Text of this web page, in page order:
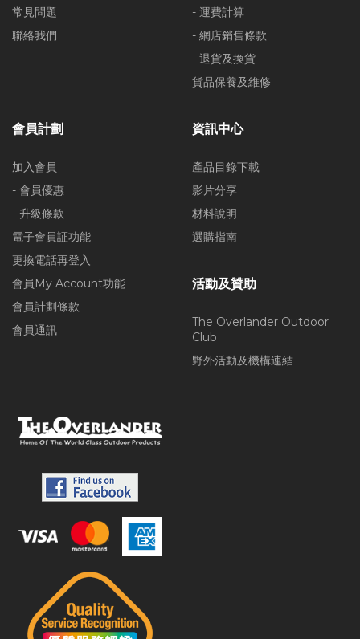
常見問題
聯絡我們
- 運費計算
- 網店銷售條款
- 退貨及換貨
貨品保養及維修
會員計劃
加入會員
- 會員優惠
- 升級條款
電子會員証功能
更換電話再登入
會員My Account功能
會員計劃條款
會員通訊
資訊中心
產品目錄下載
影片分享
材料說明
選購指南
活動及贊助
The Overlander Outdoor
Club
野外活動及機構連結